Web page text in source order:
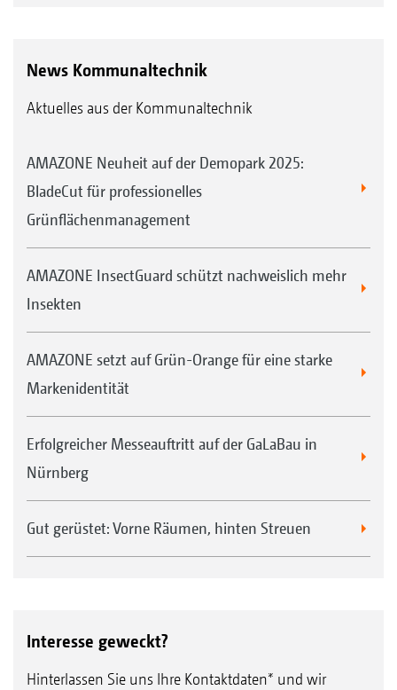
News Kommunaltechnik
Aktuelles aus der Kommunaltechnik
AMAZONE Neuheit auf der Demopark 2025:
BladeCut für professionelles
Grünflächenmanagement
AMAZONE InsectGuard schützt nachweislich mehr
Insekten
AMAZONE setzt auf Grün-Orange für eine starke
Markenidentität
Erfolgreicher Messeauftritt auf der GaLaBau in
Nürnberg
Gut gerüstet: Vorne Räumen, hinten Streuen
Interesse geweckt?
Hinterlassen Sie uns Ihre Kontaktdaten* und wir